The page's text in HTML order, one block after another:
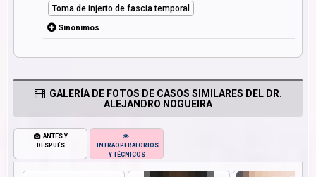
Toma de injerto de fascia temporal
Sinónimos
GALERÍA DE FOTOS DE CASOS SIMILARES DEL DR.
ALEJANDRO NOGUEIRA
ANTES Y
DESPUÉS
INTRAOPERATORIOS
Y TÉCNICOS